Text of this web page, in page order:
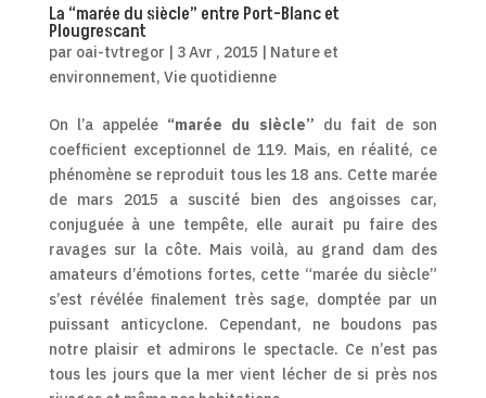
La “marée du siècle” entre Port-Blanc et
Plougrescant
par oai-tvtregor | 3 Avr , 2015 | Nature et
environnement, Vie quotidienne
On l’a appelée “marée du siècle” du fait de son
coefficient exceptionnel de 119. Mais, en réalité, ce
phénomène se reproduit tous les 18 ans. Cette marée
de mars 2015 a suscité bien des angoisses car,
conjuguée à une tempête, elle aurait pu faire des
ravages sur la côte. Mais voilà, au grand dam des
amateurs d’émotions fortes, cette “marée du siècle”
s’est révélée finalement très sage, domptée par un
puissant anticyclone. Cependant, ne boudons pas
notre plaisir et admirons le spectacle. Ce n’est pas
tous les jours que la mer vient lécher de si près nos